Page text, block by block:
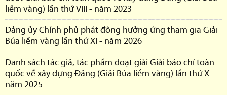
liềm vàng) lần thứ VIII - năm 2023
Đảng ủy Chính phủ phát động hưởng ứng tham gia Giải
Búa liềm vàng lần thứ XI - năm 2026
Danh sách tác giả, tác phẩm đoạt giải Giải báo chí toàn
quốc về xây dựng Đảng (Giải Búa liềm vàng) lần thứ X -
năm 2025